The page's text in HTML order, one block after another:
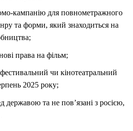
кампанію для повнометражного
та форми, який знаходиться на
права на фільм;
чи кінотеатральний
2025 року;
державою та не пов’язані з росією,